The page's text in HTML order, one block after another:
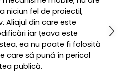
niciun fel de proiectil,
Aliajul din care este
iar țeava este
ea nu poate fi folosită
care să pună în pericol
publică.